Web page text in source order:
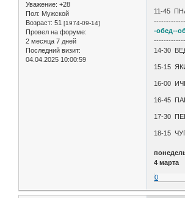
Уважение: +28
Пол: Мужской
Возраст: 51 [1974-09-14]
Провел на форуме:
2 месяца 7 дней
Последний визит:
04.04.2025 10:00:59
11-45
-обед--
14-30
15-15
16-00
16-45
17-30
18-15
4
0